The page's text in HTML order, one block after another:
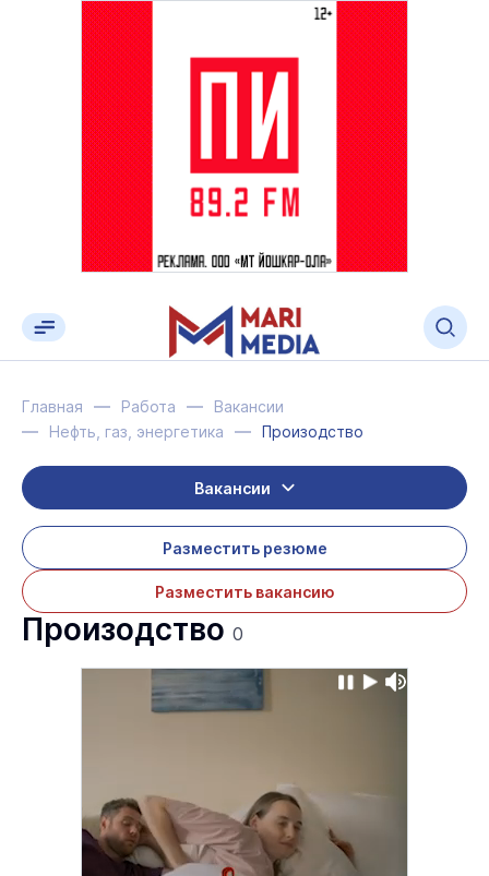
Главная Работа
Вакансии
Нефть, газ, энергетика
Произодство
Разместить резюме
Разместить вакансию
Вакансии
Произодство 0